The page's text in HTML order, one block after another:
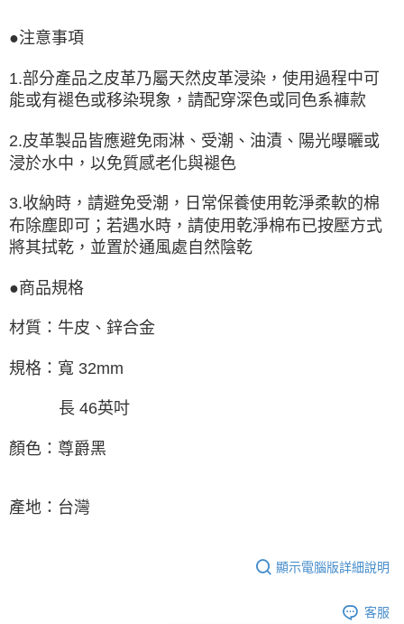
●注意事項
1.部分產品之皮革乃屬天然皮革浸染，使用過程中可
能或有褪色或移染現象，請配穿深色或同色系褲款
2.皮革製品皆應避免雨淋、受潮、油漬、陽光曝曬或
浸於水中，以免質感老化與褪色
3.收納時，請避免受潮，日常保養使用乾淨柔軟的棉
布除塵即可；若遇水時，請使用乾淨棉布已按壓方式
將其拭乾，並置於通風處自然陰乾
●商品規格
材質：牛皮、鋅合金
規格：寬 32mm
長 46英吋
顏色：尊爵黑
產地：台灣
顯示電腦版詳細說明
客服